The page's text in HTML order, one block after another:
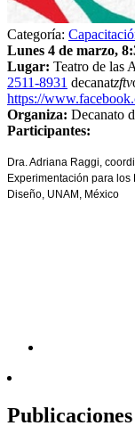
Categoría:
Lunes 4 de marzo,
Lugar: Teatro de las
2511-8931 decanatzftv
https://
Organiza: Decanato
Participantes:
Dra. Adriana Raggi,
Experimentación para los
Diseño, UNAM, México
Publicaciones